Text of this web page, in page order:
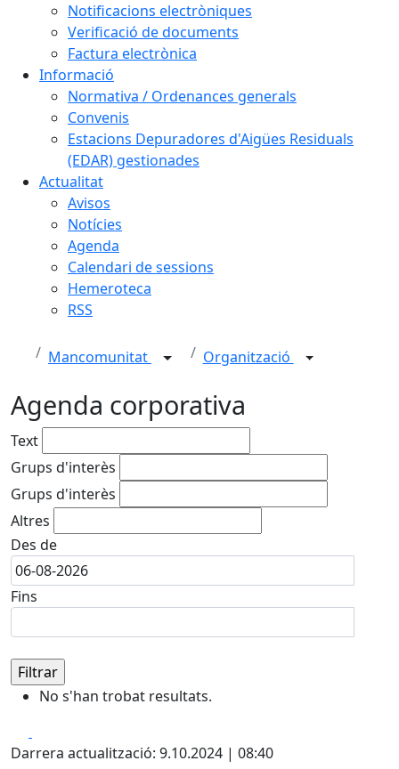
Notificacions electròniques
Verificació de documents
Factura electrònica
Informació
Normativa / Ordenances generals
Convenis
Estacions Depuradores d'Aigües Residuals
(EDAR) gestionades
Actualitat
Avisos
Notícies
Agenda
Calendari de sessions
Hemeroteca
RSS
Mancomunitat Organització
Agenda corporativa
Text
Grups d'interès
Grups d'interès
Altres
Des de
Fins
No s'han trobat resultats.
Darrera actualització: 9.10.2024 | 08:40